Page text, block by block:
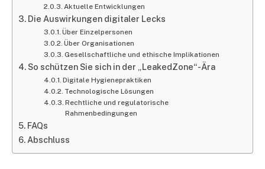
Aktuelle Entwicklungen
Die Auswirkungen digitaler Lecks
Über Einzelpersonen
Über Organisationen
Gesellschaftliche und ethische Implikationen
So schützen Sie sich in der „LeakedZone“-Ära
Digitale Hygienepraktiken
Technologische Lösungen
Rechtliche und regulatorische
Rahmenbedingungen
FAQs
Abschluss